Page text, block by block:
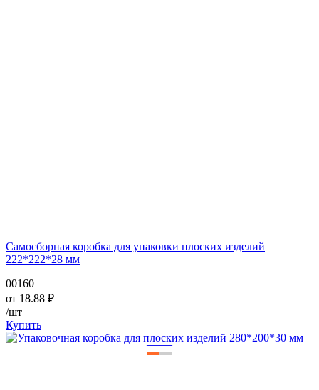
Самосборная коробка для упаковки плоских изделий
222*222*28 мм
00160
от 18.88 ₽
/шт
Купить
——